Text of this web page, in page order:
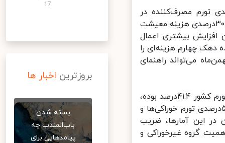
اطلاعات مرکز آمار ایران از رشد ۴۱.۴درصدی تورم مصرف‌کننده در
بهمن‌ماه حکایت دارد و با این حساب، حتی اگر از غیرواقعی بودن افزایش ۳۰.۲درصدی هزینه معیشت
بیشتری اعمال
چهارم هزینه‌ای را
می‌تواند راهنمای
طبق اعلام مرکز آمار ایران، در بهمن امسال و در شرایطی که میانگین نرخ تورم کشور ۴۱.۴درصد بوده،
تورم ۴۲.۵درصدی را تجربه کرده و این رقم حاصل افزایش ۵۳.۸درصدی تورم خوراکی‌ها و
در این آمارها، ضریب
۳۶.۶درصد و ضریب اهمیت گروه غیرخوراکی و
17
بروزترین اخبار ها
بسته شدن
باب‌المندب چه
پیامدهایی برای